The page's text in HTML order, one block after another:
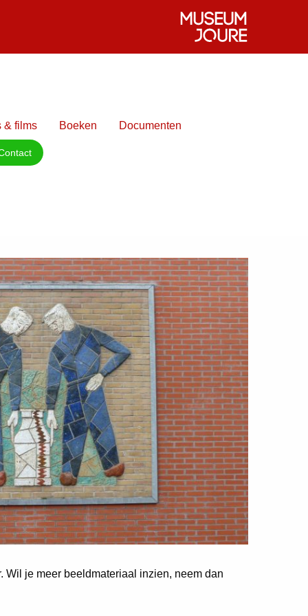
& films Boeken Documenten
Wil je meer beeldmateriaal inzien, neem dan